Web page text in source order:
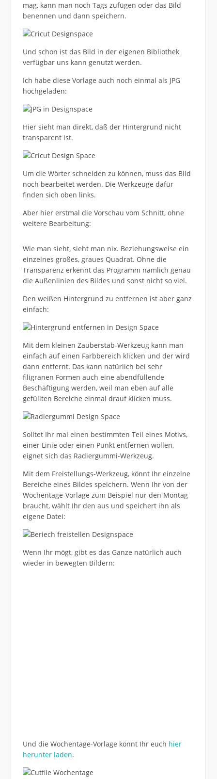
mag, kann man noch Tags zufügen oder das Bild
benennen und dann speichern.
Und schon ist das Bild in der eigenen Bibliothek
verfügbar uns kann genutzt werden.
Ich habe diese Vorlage auch noch einmal als JPG
hochgeladen:
Hier sieht man direkt, daß der Hintergrund nicht
transparent ist.
Um die Wörter schneiden zu können, muss das Bild
noch bearbeitet werden. Die Werkzeuge dafür
finden sich oben links.
Aber hier erstmal die Vorschau vom Schnitt, ohne
weitere Bearbeitung:
Wie man sieht, sieht man nix. Beziehungsweise ein
einzelnes großes, graues Quadrat. Ohne die
Transparenz erkennt das Programm nämlich genau
die Außenlinien des Bildes und sonst nicht so viel.
Den weißen Hintergrund zu entfernen ist aber ganz
einfach:
Mit dem kleinen Zauberstab-Werkzeug kann man
einfach auf einen Farbbereich klicken und der wird
dann entfernt. Das kann natürlich bei sehr
filigranen Formen auch eine abendfüllende
Beschäftigung werden, weil man eben auf alle
gefüllten Bereiche einmal drauf klicken muss.
Solltet Ihr mal einen bestimmten Teil eines Motivs,
einer Linie oder einen Punkt entfernen wollen,
eignet sich das Radiergummi-Werkzeug.
Mit dem Freistellungs-Werkzeug, könnt Ihr einzelne
Bereiche eines Bildes speichern. Wenn Ihr von der
Wochentage-Vorlage zum Beispiel nur den Montag
braucht, wählt Ihr den aus und speichert ihn als
eigene Datei:
Wenn Ihr mögt, gibt es das Ganze natürlich auch
wieder in bewegten Bildern:
Und die Wochentage-Vorlage könnt Ihr euch hier
herunter laden.